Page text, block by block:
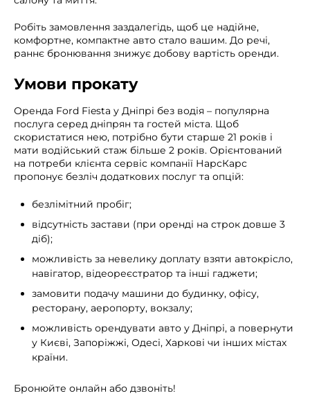
Робіть замовлення заздалегідь, щоб це надійне,
комфортне, компактне авто стало вашим. До речі,
раннє бронювання знижує добову вартість оренди.
Умови прокату
Оренда Ford Fiesta у Дніпрі без водія – популярна
послуга серед дніпрян та гостей міста. Щоб
скористатися нею, потрібно бути старше 21 років і
мати водійський стаж більше 2 років. Орієнтований
на потреби клієнта сервіс компанії НарсКарс
пропонує безліч додаткових послуг та опцій:
безлімітний пробіг;
відсутність застави (при оренді на строк довше 3
діб);
можливість за невелику доплату взяти автокрісло,
навігатор, відеореєстратор та інші гаджети;
замовити подачу машини до будинку, офісу,
ресторану, аеропорту, вокзалу;
можливість орендувати авто у Дніпрі, а повернути
у Києві, Запоріжжі, Одесі, Харкові чи інших містах
країни.
Бронюйте онлайн або дзвоніть!